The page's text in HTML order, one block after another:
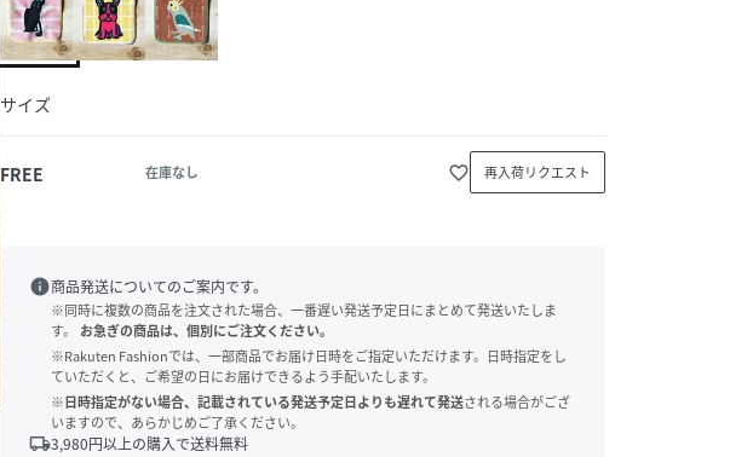
サイズ
FREE 在庫なし favorite_border 再入荷リクエスト
info商品発送についてのご案内です。
※同時に複数の商品を注文された場合、一番遅い発送予定日にまとめて発送いたしま
す。
お急ぎの商品は、個別にご注文ください。
※Rakuten Fashionでは、一部商品でお届け日時をご指定いただけます。日時指定をし
ていただくと、ご希望の日にお届けできるよう手配いたします。
※日時指定がない場合、記載されている発送予定日よりも遅れて発送される場合がござ
いますので、あらかじめご了承ください。
local_shipping3,980円以上の購入で送料無料